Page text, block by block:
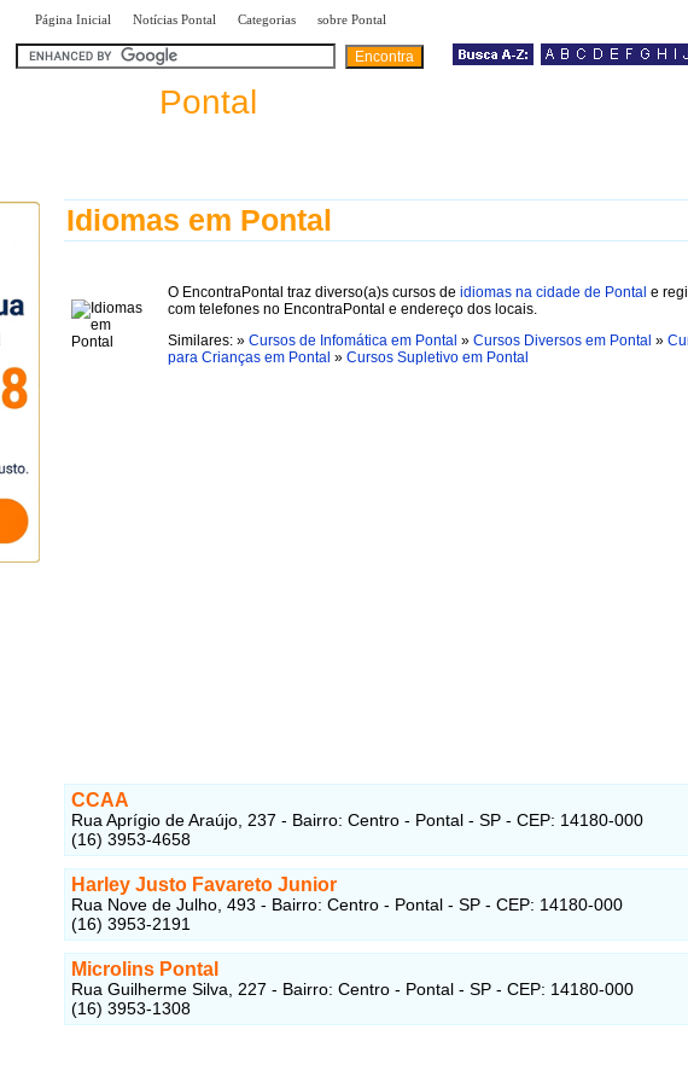
Página Inicial Notícias Pontal Categorias sobre Pontal
Pontal
Idiomas em Pontal
O EncontraPontal traz diverso(a)s cursos de idiomas na cidade de Pontal e
com telefones no EncontraPontal e endereço dos locais.
Similares: » Cursos de Infomática em Pontal » Cursos Diversos em Pontal »
para Crianças em Pontal » Cursos Supletivo em Pontal
CCAA
Rua Aprígio de Araújo, 237 - Bairro: Centro - Pontal - SP - CEP: 14180-000
(16) 3953-4658
Harley Justo Favareto Junior
Rua Nove de Julho, 493 - Bairro: Centro - Pontal - SP - CEP: 14180-000
(16) 3953-2191
Microlins Pontal
Rua Guilherme Silva, 227 - Bairro: Centro - Pontal - SP - CEP: 14180-000
(16) 3953-1308